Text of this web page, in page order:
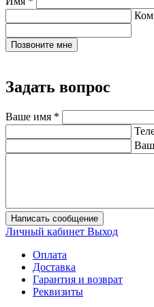
Позвоните мне
Задать вопрос
Ваше имя *
Ваш
Написать сообщение
Личный кабинет Выход
Оплата
Доставка
Гарантия и возврат
Реквизиты